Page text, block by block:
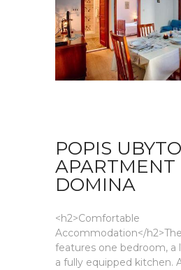
POPIS
APARTMENT
DOMINA
<h2>Comfortable
Accommodation</
features one bedroom, a
a fully equipped kitchen.